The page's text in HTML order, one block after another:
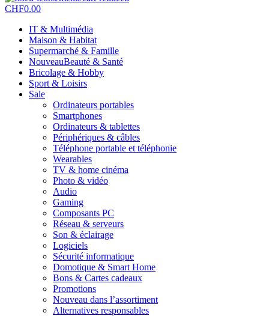
CHF0.00
IT & Multimédia
Maison & Habitat
Supermarché & Famille
NouveauBeauté & Santé
Bricolage & Hobby
Sport & Loisirs
Sale
Ordinateurs portables
Smartphones
Ordinateurs & tablettes
Périphériques & câbles
Téléphone portable et téléphonie
Wearables
TV & home cinéma
Photo & vidéo
Audio
Gaming
Composants PC
Réseau & serveurs
Son & éclairage
Logiciels
Sécurité informatique
Domotique & Smart Home
Bons & Cartes cadeaux
Promotions
Nouveau dans l’assortiment
Alternatives responsables